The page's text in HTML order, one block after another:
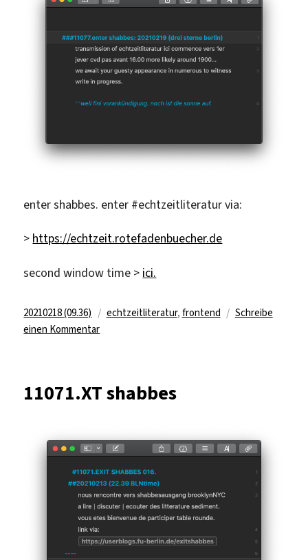
enter shabbes. enter #echtzeitliteratur via:
> https://echtzeit.rotefadenbuecher.de
second window time > ici.
Veröffentlicht
am
20210218 (09.36) Kategorien
echtzeitliteratur, frontend
Schreibe
einen Kommentarzu
11071.XT shabbes